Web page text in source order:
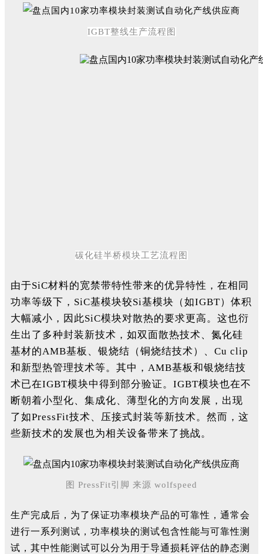
IGBT整线生产流程图
碳化硅半桥模块工艺流程图
由于SiC材料的宽禁带特性带来的优异特性，在相同
功率等级下，SiC基模块较Si基模块（如IGBT）体积
大幅减小，因此SiC模块对散热的要求更高。这也衍
生出了多种封装新技术，如双面散热技术、氮化硅
基材的AMB基板、银烧结（铜烧结技术）、Cu clip
和新型热管理技术等。其中，AMB基板和银烧结技
术已在IGBT模块中得到部分验证。IGBT模块也在不
断朝着小型化、集成化、薄型化的方向发展，出现
了如PressFit技术、压接式封装等新技术。然而，这
些新技术的发展也为相关设备带来了挑战。
图 PressFit引脚 来源 wolfspeed
生产完成后，为了保证功率模块产品的可靠性，通常会
进行一系列测试，功率模块的测试包含性能与可靠性测
试，其中性能测试可以分为用于导通损耗评估的静态测